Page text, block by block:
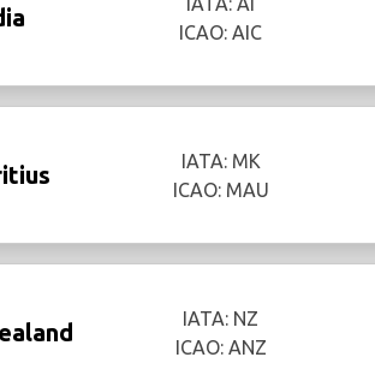
ICAO: AIC
IATA: MK
ICAO: MAU
IATA: NZ
ICAO: ANZ